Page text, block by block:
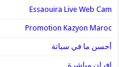
Essaouira Live Web Cam
Promotion Kazyon Maroc
أحسن ما في سباتة
إفران مباشرة